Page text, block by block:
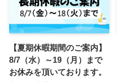
【夏期休暇期間のご案内】
8/7（水）～19（月）まで
お休みを頂いております。